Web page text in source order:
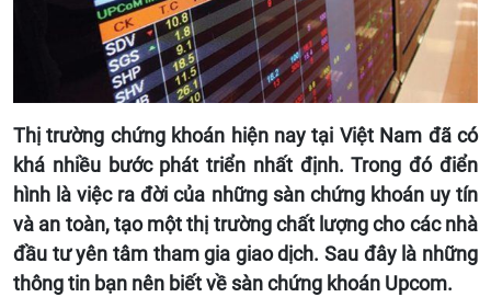
Thị trường chứng khoán hiện nay tại Việt Nam đã có
khá nhiều bước phát triển nhất định. Trong đó điển
hình là việc ra đời của những sàn chứng khoán uy tín
và an toàn, tạo một thị trường chất lượng cho các nhà
đầu tư yên tâm tham gia giao dịch. Sau đây là những
thông tin bạn nên biết về sàn chứng khoán Upcom.